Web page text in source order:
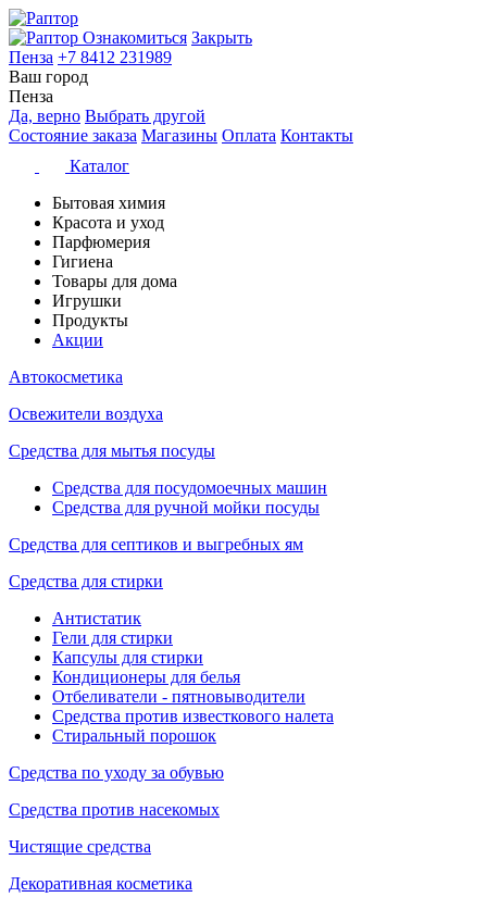
Ознакомиться Закрыть
Пенза +7 8412 231989
Ваш город
Пенза
Да, верно Выбрать другой
Состояние заказа Магазины Оплата Контакты
Каталог
Бытовая химия
Красота и уход
Парфюмерия
Гигиена
Товары для дома
Игрушки
Продукты
Акции
Автокосметика
Освежители воздуха
Средства для мытья посуды
Средства для посудомоечных машин
Средства для ручной мойки посуды
Средства для септиков и выгребных ям
Средства для стирки
Антистатик
Гели для стирки
Капсулы для стирки
Кондиционеры для белья
Отбеливатели - пятновыводители
Средства против известкового налета
Стиральный порошок
Средства по уходу за обувью
Средства против насекомых
Чистящие средства
Декоративная косметика